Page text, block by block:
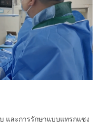
ละการรักษาแบบแทรกแซง